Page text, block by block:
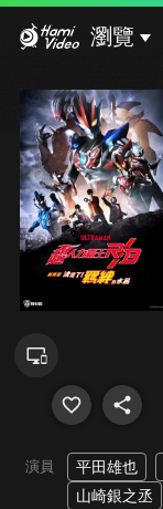
瀏覽
演員 平田雄也
山崎銀之丞